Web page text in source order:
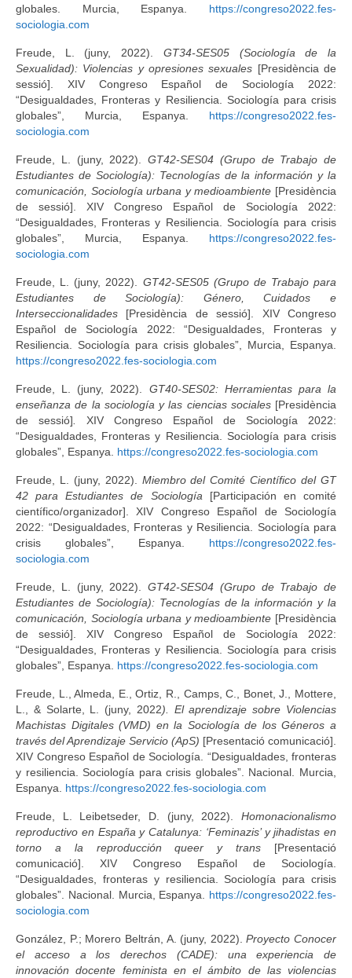
globales. Murcia, Espanya. https://congreso2022.fes-
sociologia.com
Freude, L. (juny, 2022). GT34-SES05 (Sociología de la
Sexualidad): Violencias y opresiones sexuales [Presidència de
sessió]. XIV Congreso Español de Sociología 2022:
“Desigualdades, Fronteras y Resiliencia. Sociología para crisis
globales”, Murcia, Espanya. https://congreso2022.fes-
sociologia.com
Freude, L. (juny, 2022). GT42-SES04 (Grupo de Trabajo de
Estudiantes de Sociología): Tecnologías de la información y la
comunicación, Sociología urbana y medioambiente [Presidència
de sessió]. XIV Congreso Español de Sociología 2022:
“Desigualdades, Fronteras y Resiliencia. Sociología para crisis
globales”, Murcia, Espanya. https://congreso2022.fes-
sociologia.com
Freude, L. (juny, 2022). GT42-SES05 (Grupo de Trabajo para
Estudiantes de Sociología): Género, Cuidados e
Interseccionalidades [Presidència de sessió]. XIV Congreso
Español de Sociología 2022: “Desigualdades, Fronteras y
Resiliencia. Sociología para crisis globales”, Murcia, Espanya.
https://congreso2022.fes-sociologia.com
Freude, L. (juny, 2022). GT40-SES02: Herramientas para la
enseñanza de la sociología y las ciencias sociales [Presidència
de sessió]
XIV Congreso Español de Sociología 2022:
“Desigualdades, Fronteras y Resiliencia. Sociología para crisis
globales”, Espanya. https://congreso2022.fes-sociologia.com
Freude, L. (juny, 2022). Miembro del Comité Científico del GT
42 para Estudiantes de Sociología [Participación en comité
científico/organizador]. XIV Congreso Español de Sociología
2022: “Desigualdades, Fronteras y Resiliencia. Sociología para
crisis globales”, Espanya. https://congreso2022.fes-
sociologia.com
Freude, L. (juny, 2022). GT42-SES04 (Grupo de Trabajo de
Estudiantes de Sociología): Tecnologías de la información y la
comunicación, Sociología urbana y medioambiente [Presidència
de sessió]. XIV Congreso Español de Sociología 2022:
“Desigualdades, Fronteras y Resiliencia. Sociología para crisis
globales”, Espanya. https://congreso2022.fes-sociologia.com
Freude, L., Almeda, E., Ortiz, R., Camps, C., Bonet, J., Mottere,
L., & Solarte, L. (juny, 2022). El aprendizaje sobre Violencias
Machistas Digitales (VMD) en la Sociología de los Géneros a
través del Aprendizaje Servicio (ApS) [Presentació comunicació].
XIV Congreso Español de Sociología. “Desigualdades, fronteras
y resiliencia. Sociología para crisis globales”. Nacional. Murcia,
Espanya. https://congreso2022.fes-sociologia.com
Freude, L. Leibetseder, D. (juny, 2022). Homonacionalismo
reproductivo en España y Catalunya: ‘Feminazis’ y jihadistas en
torno a la reproducción queer y trans [Presentació
comunicació]. XIV Congreso Español de Sociología.
“Desigualdades, fronteras y resiliencia. Sociología para crisis
globales”. Nacional. Murcia, Espanya. https://congreso2022.fes-
sociologia.com
González, P.; Morero Beltrán, A. (juny, 2022).Proyecto Conocer
el acceso a los derechos (CADE): una experiencia de
innovación docente feminista en el ámbito de las violencias